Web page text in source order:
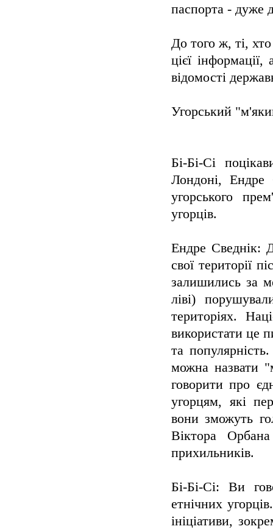
паспорта - дуже
До того ж, ті,
цієї
відомості
Угорський
Бі-Бі-Сі
Лондоні, Ендре
угорського
угорців.
Ендре Сведнік:
свої території
залишились за
ліві)
територіях.
використати це
та
можна назвати
говорити про
угорцям, які
вони зможуть
Віктора
прихильників.
Бі-Бі-Сі: Ви
етнічних
ініціативи,